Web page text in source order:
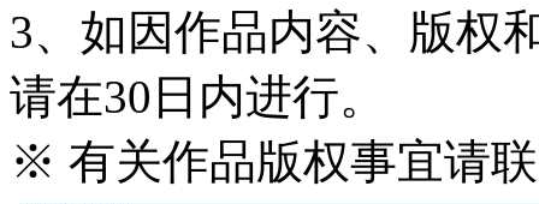
3、如因作品内容、版权
请在30日内进行。
※ 有关作品版权事宜请